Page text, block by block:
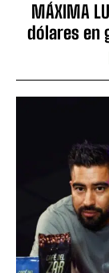
MÁXIMA
dólares en